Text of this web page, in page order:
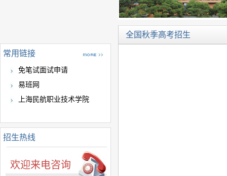
常用链接
免笔试面试申请
易班网
上海民航职业技术学院
招生热线
欢迎来电咨询
全国秋季高考招生